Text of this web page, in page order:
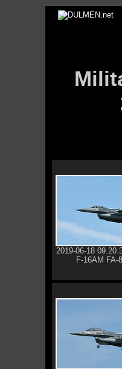
2019-06-18
F-16AM FA-